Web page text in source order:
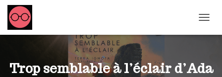
Trop semblable à l’éclair d’Ada